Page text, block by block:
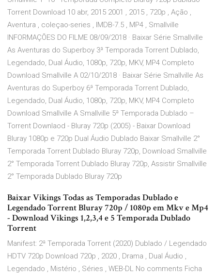
Torrent Download 10 abr, 2015 2001 , 2015 , 720p , Ação ,
Aventura , coleçao-series , IMDB-7.5 , MP4 , Smallville
INFORMAÇÕES DO FILME 08/09/2018 · Baixar Série Smallville
As Aventuras do Superboy 3ª Temporada Torrent Dublado,
Legendado, Dual Áudio, 1080p, 720p, MKV, MP4 Completo
Download Smallville A 02/10/2018 · Baixar Série Smallville As
Aventuras do Superboy 6ª Temporada Torrent Dublado,
Legendado, Dual Áudio, 1080p, 720p, MKV, MP4 Completo
Download Smallville A Smallville 5ª Temporada Dublado –
Torrent Downlaod - Bluray 720p (2005) - Baixar Download
Bluray 1080p e 720p Dual Áudio Dublado Baixar Smallville 2°
Temporada Torrent Dublado Bluray 720p, Download Smallville
2° Temporada Torrent Dublado Bluray 720p, Assistir Smallville
2° Temporada Dublado Bluray 720p
Baixar Vikings Todas as Temporadas Dublado e
Legendado Torrent Bluray 720p / 1080p em Mkv e Mp4
- Download Vikings 1,2,3,4 e 5 Temporada Dublado
Torrent
Manifest: 2ª Temporada Torrent (2020) Dublado / Legendado
HDTV 720p Download 720p , 2020 , Drama , Dual Áudio ,
Legendado , Mistério , Séries , WEB-DL No comments Ficha